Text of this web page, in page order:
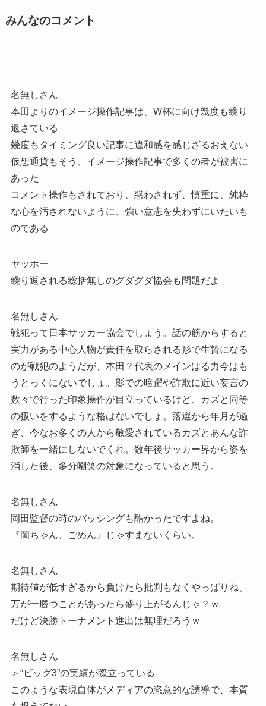
みんなのコメント
名無しさん
本田よりのイメージ操作記事は、W杯に向け幾度も繰り
返さている
幾度もタイミング良い記事に違和感を感じざるおえない
仮想通貨もそう、イメージ操作記事で多くの者が被害に
あった
コメント操作もされており、惑わされず、慎重に、純粋
な心を汚されないように、強い意志を失わずにいたいも
のである
ヤッホー
繰り返される総括無しのグダグダ協会も問題だよ
名無しさん
戦犯って日本サッカー協会でしょう。話の筋からすると
実力がある中心人物が責任を取らされる形で生贄になる
のが戦犯のようだが、本田？代表のメインはる力今はも
うとっくにないでしょ。影での暗躍や詐欺に近い妄言の
数々で行った印象操作が目立っているけど、カズと同等
の扱いをするような格はないでしょ。落選から年月が過
ぎ、今なお多くの人から敬愛されているカズとあんな詐
欺師を一緒にしないでくれ。数年後サッカー界から姿を
消した後、多分嘲笑の対象になっていると思う。
名無しさん
岡田監督の時のバッシングも酷かったですよね。
『岡ちゃん、ごめん』じゃすまないくらい。
名無しさん
期待値が低すぎるから負けたら批判もなくやっぱりね、
万が一勝つことがあったら盛り上がるんじゃ？ｗ
だけど決勝トーナメント進出は無理だろうｗ
名無しさん
＞“ビッグ3”の実績が際立っている
このような表現自体がメディアの恣意的な誘導で、本質